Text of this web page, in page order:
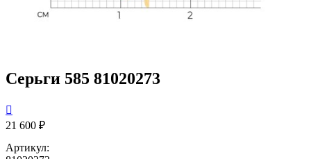
Серьги 585 81020273

21 600 ₽
Артикул: